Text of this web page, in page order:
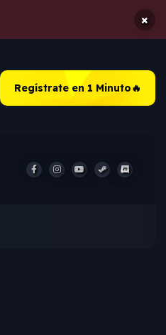
×
Regístrate en 1 Minuto🔥